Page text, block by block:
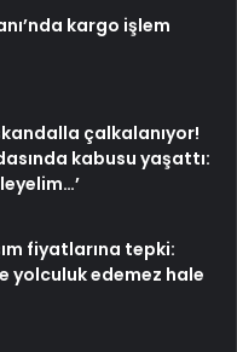
kargo işlem
çalkalanıyor!
kabusu yaşattı:
fiyatlarına tepki:
yolculuk edemez hale